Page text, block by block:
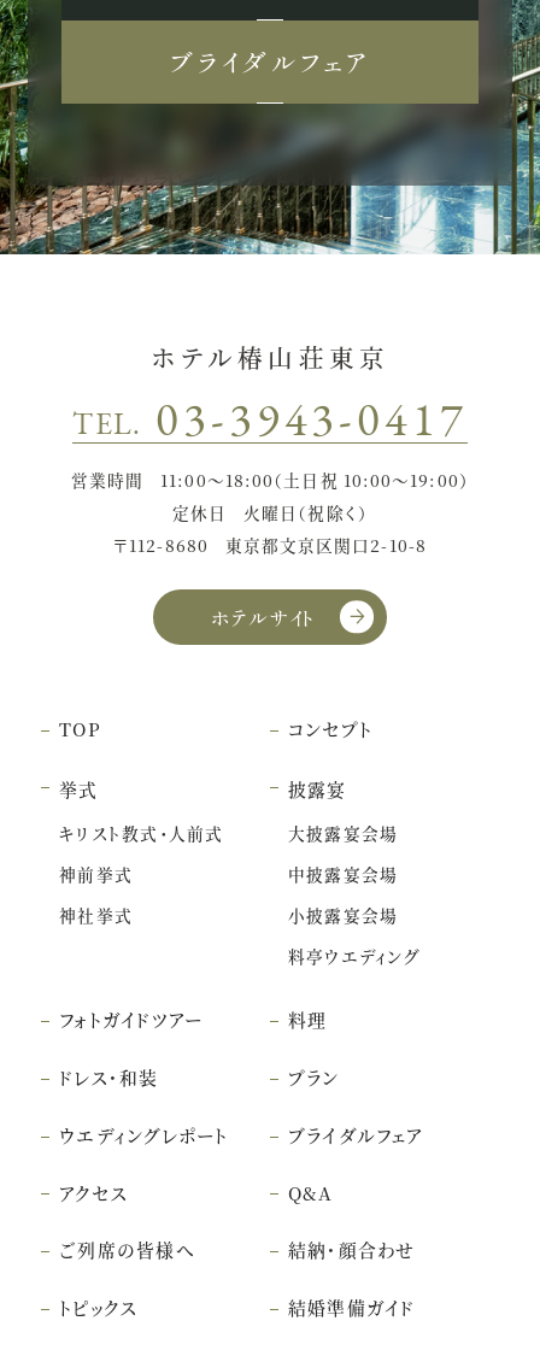
ブライダルフェア
ホテル椿山荘東京
TEL. 03-3943-0417
営業時間
11:00〜18:00（土日祝 10:00〜19:00）
定休日
火曜日（祝除く）
〒112-8680
東京都文京区関口2-10-8
ホテルサイト
TOP コンセプト
挙式
キリスト教式・人前式
神前挙式
神社挙式
披露宴
大披露宴会場
中披露宴会場
小披露宴会場
料亭ウエディング
フォトガイドツアー 料理
ドレス・和装 プラン
ウエディングレポート ブライダルフェア
アクセス Q&A
ご列席の皆様へ 結納・顔合わせ
トピックス 結婚準備ガイド